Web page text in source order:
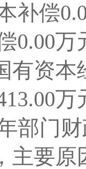
补偿
0.00万
有资本
万
部门
，主要